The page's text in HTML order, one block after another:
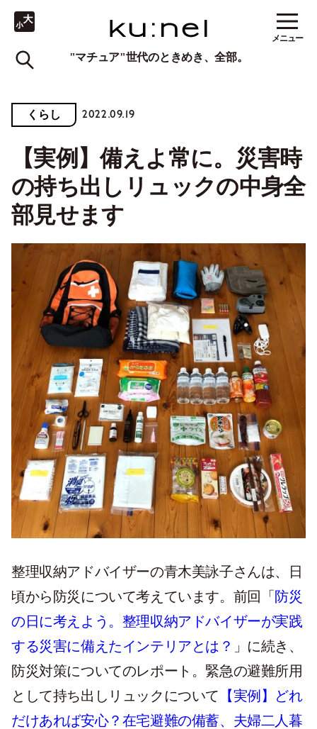
"マチュア"世代のときめき、全部。
メニュー
くらし 2022.09.19
【実例】備えよ常に。災害時
の持ち出しリュックの中身全
部見せます
整理収納アドバイザーの青木美詠子さんは、日
頃から防災について考えています。前回「 防災
の日に考えよう。整理収納アドバイザーが実践
する災害に備えたインテリアとは？ 」に続き、
防災対策についてのレポート。緊急の避難所用
として持ち出しリュックについて 【実例】どれ
だけあれば安心？在宅避難の備蓄、夫婦二人暮